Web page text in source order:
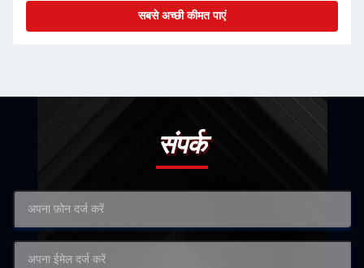
सबसे अच्छी कीमत पाएं
संपर्क